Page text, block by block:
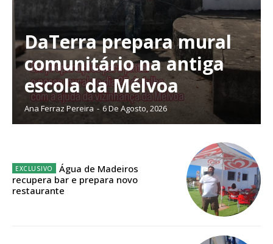
Planos de Assinatura
Faça-se assinante do Região de Cister e ajude-nos a manter este serviço
DaTerra prepara mural
comunitário na antiga
escola da Mélvoa
Ana Ferraz Pereira - 6 De Agosto, 2026
Água de Madeiros
recupera bar e prepara novo
restaurante